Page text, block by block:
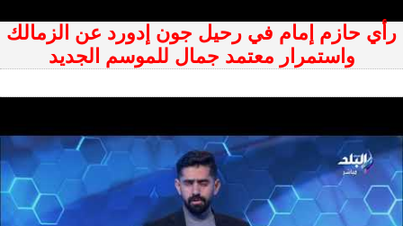
رأي حازم إمام في رحيل جون إدورد عن الزمالك
واستمرار معتمد جمال للموسم الجديد